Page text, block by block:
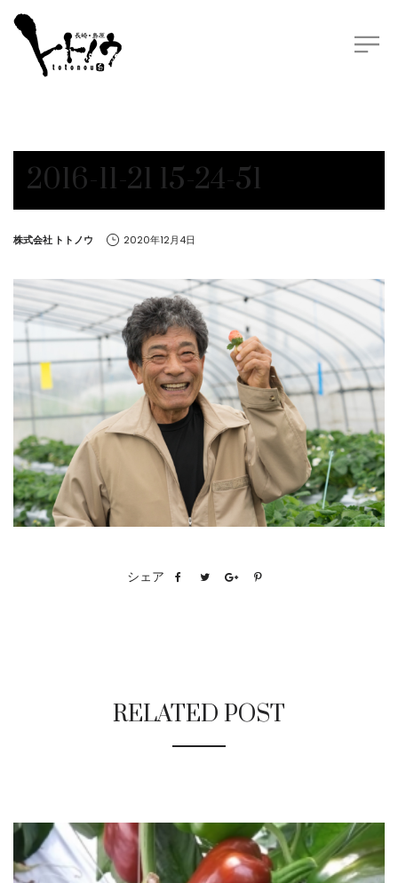
2016-11-21 15-24-51
by
株式会社 トトノウ 2020年12月4日
シェア
RELATED POST